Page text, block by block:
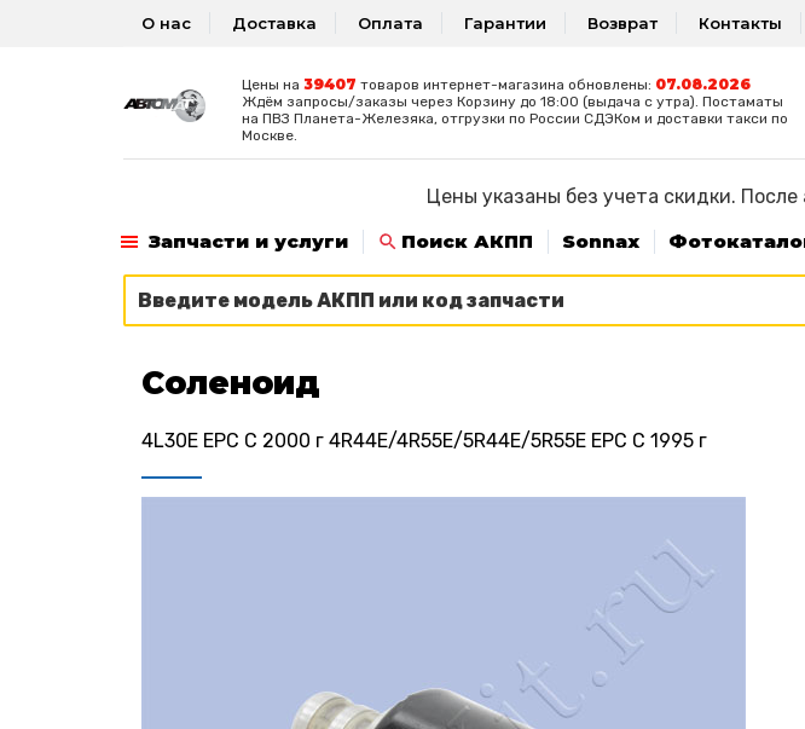
О нас Доставка Оплата Гарантии Возврат Контакты
Цены на 39407 товаров интернет-магазина обновлены: 07.08.2026
Ждём запросы/заказы через Корзину до 18:00 (выдача с утра). Постаматы
на ПВЗ Планета-Железяка, отгрузки по России СДЭКом и доставки такси по
Москве.
Цены указаны без учета скидки.
Запчасти и услуги
Поиск АКПП Sonnax
Соленоид
4L30E EPC C 2000 г 4R44E/4R55E/5R44E/5R55E EPC C 1995 г